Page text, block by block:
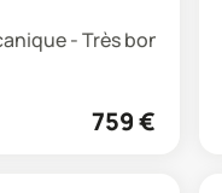
- Très bon état
759€